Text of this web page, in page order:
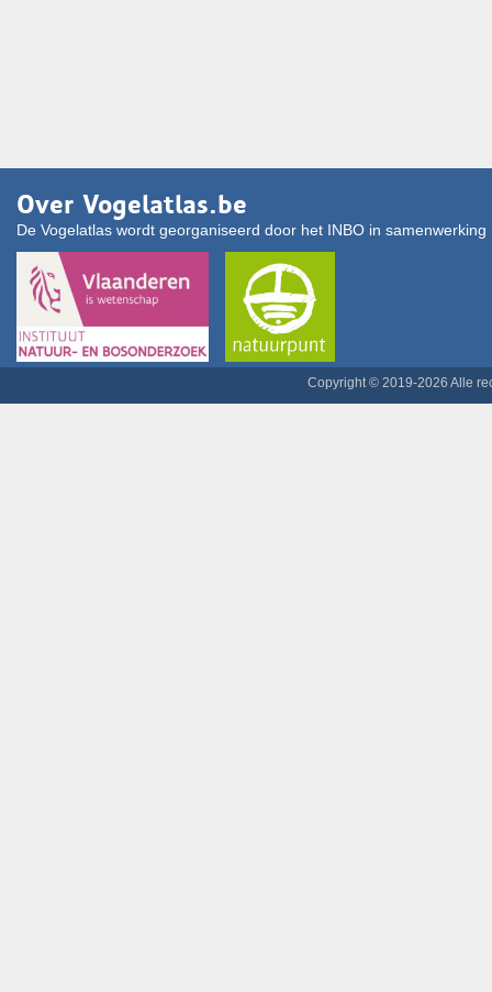
Over Vogelatlas.be
De Vogelatlas wordt georganiseerd door het INBO in
Copyright © 2019-2026 Alle